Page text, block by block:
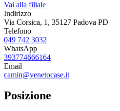
Vai alla filiale
Indirizzo
Via Corsica, 1, 35127 Padova PD
Telefono
049 742 3032
WhatsApp
393774666164
Email
camin@venetocase.it
Posizione